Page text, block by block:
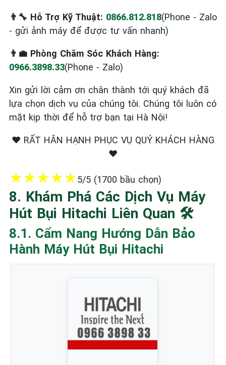
👨‍🔧 Hỗ Trợ Kỹ Thuật: 0866.812.818(Phone - Zalo
- gửi ảnh máy để được tư vấn nhanh)
👨‍💼 Phòng Chăm Sóc Khách Hàng:
0966.3898.33(Phone - Zalo)
Xin gửi lời cảm ơn chân thành tới quý khách đã
lựa chọn dịch vụ của chúng tôi. Chúng tôi luôn có
mặt kịp thời để hỗ trợ bạn tại Hà Nội!
❤️ RẤT HÂN HẠNH PHỤC VỤ QUÝ KHÁCH HÀNG
❤️
★★★★★5/5 (1700 bầu chọn)
8. Khám Phá Các Dịch Vụ Máy
Hút Bụi Hitachi Liên Quan 🛠️
8.1. Cẩm Nang Hướng Dẫn Bảo
Hành Máy Hút Bụi Hitachi